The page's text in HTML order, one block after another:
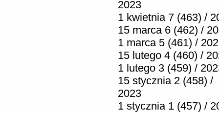
2023
1 kwietnia 7 (463) /
15 marca 6 (462) /
1 marca 5 (461) /
15 lutego 4 (460) /
1 lutego 3 (459) /
15 stycznia 2 (458) /
2023
1 stycznia 1 (457) /